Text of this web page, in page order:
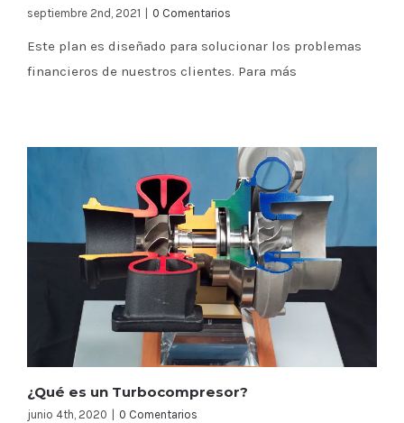
septiembre 2nd, 2021 0 Comentarios
Este plan es diseñado para solucionar los problemas
financieros de nuestros clientes. Para más
¿Qué es un Turbocompresor?
junio 4th, 2020 0 Comentarios